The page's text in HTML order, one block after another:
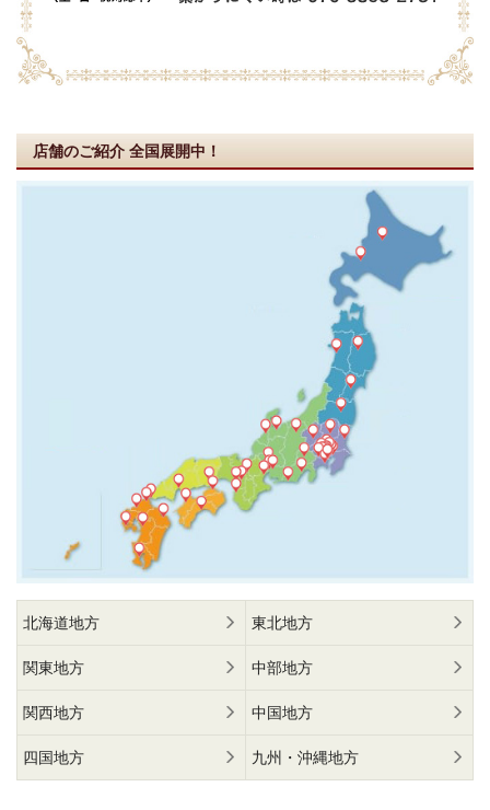
店舗のご紹介 全国展開中！
北海道地方 東北地方
関東地方 中部地方
関西地方 中国地方
四国地方 九州・沖縄地方